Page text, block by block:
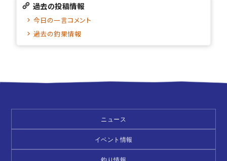
過去の投稿情報
今日の一言コメント
過去の釣果情報
ニュース
イベント情報